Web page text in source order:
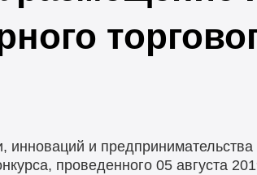
и
проведенного 05 августа